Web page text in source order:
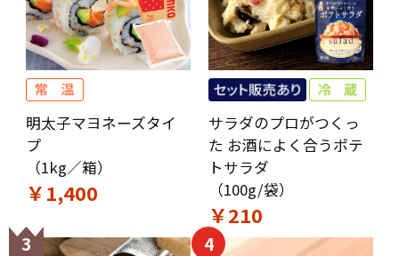
明太子マヨネーズタイ
プ
（1kg／箱）
￥1,400
サラダのプロがつくっ
た お酒によく合うポテ
トサラダ
（100g/袋）
￥210
3 4